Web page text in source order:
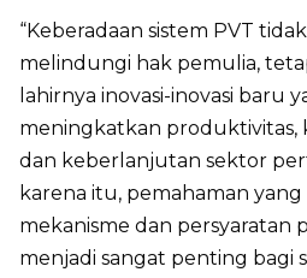
“Keberadaan sistem PVT
melindungi hak pemulia,
lahirnya inovasi-inovasi baru
meningkatkan produktivitas,
dan keberlanjutan sektor
karena itu, pemahaman
mekanisme dan persyaratan
menjadi sangat penting bagi